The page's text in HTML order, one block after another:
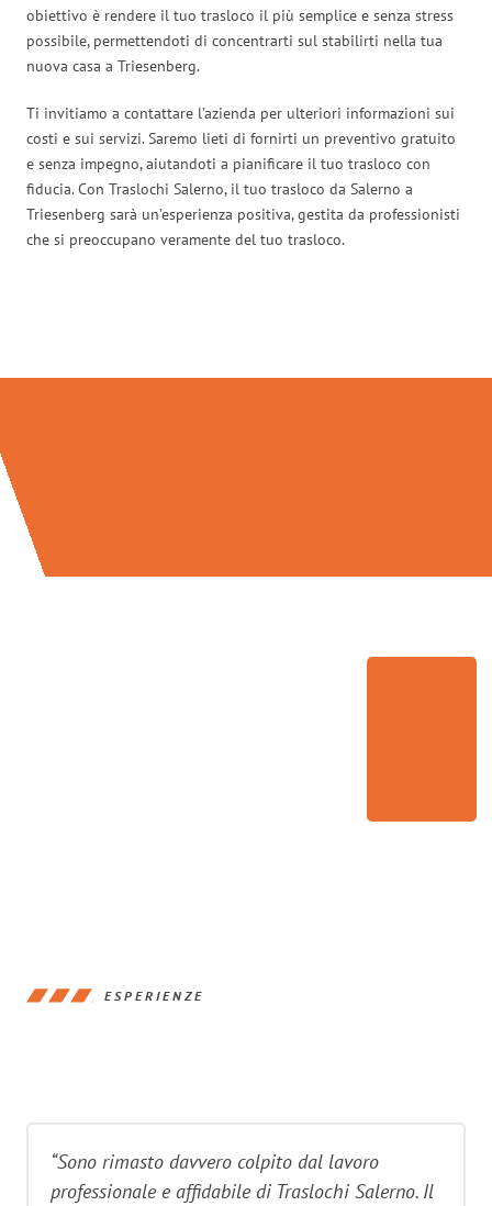
obiettivo è rendere il tuo trasloco il più semplice e senza stress
possibile, permettendoti di concentrarti sul stabilirti nella tua
nuova casa a Triesenberg.
Ti invitiamo a contattare l’azienda per ulteriori informazioni sui
costi e sui servizi. Saremo lieti di fornirti un preventivo gratuito
e senza impegno, aiutandoti a pianificare il tuo trasloco con
fiducia. Con Traslochi Salerno, il tuo trasloco da Salerno a
Triesenberg sarà un’esperienza positiva, gestita da professionisti
che si preoccupano veramente del tuo trasloco.
ESPERIENZE
“Sono rimasto davvero colpito dal lavoro
professionale e affidabile di Traslochi Salerno. Il